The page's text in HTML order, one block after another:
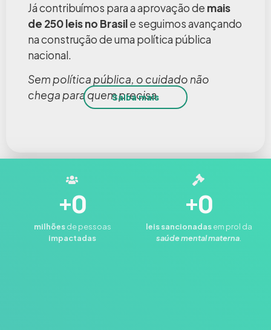
Já contribuímos para a aprovação de mais
de 250 leis no Brasile seguimos avançando
na construção de uma política pública
nacional.
Sem política pública, o cuidado não
chega para quem precisa.
Saiba mais
+0
milhõesde pessoas
impactadas
+0
leissancionadasem prol da
saúde mental materna